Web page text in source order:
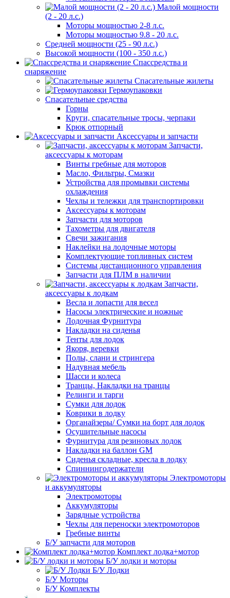
Малой мощности
(2 - 20 л.с.)
Моторы мощностью 2-8 л.с.
Моторы мощностью 9.8 - 20 л.с.
Средней мощности (25 - 90 л.с.)
Высокой мощности (100 - 350 л.с.)
Спассредства и
снаряжение
Спасательные жилеты
Гермоупаковки
Спасательные средства
Горны
Круги, спасательные тросы, черпаки
Крюк отпорный
Аксессуары и запчасти
Запчасти,
аксессуары к моторам
Винты гребные для моторов
Масло, Фильтры, Смазки
Устройства для промывки системы
охлаждения
Чехлы и тележки для транспортировки
Аксессуары к моторам
Запчасти для моторов
Тахометры для двигателя
Свечи зажигания
Наклейки на лодочные моторы
Комплектующие топливных систем
Системы дистанционного управления
Запчасти для ПЛМ в наличии
Запчасти,
аксессуары к лодкам
Весла и лопасти для весел
Насосы электрические и ножные
Лодочная Фурнитура
Накладки на сиденья
Тенты для лодок
Якоря, веревки
Полы, слани и стрингера
Надувная мебель
Шасси и колеса
Транцы, Накладки на транцы
Релинги и тарги
Сумки для лодок
Коврики в лодку
Органайзеры/ Сумки на борт для лодок
Осушительные насосы
Фурнитура для резиновых лодок
Накладки на баллон GM
Сиденья складные, кресла в лодку
Спиннингодержатели
Электромоторы
и аккумуляторы
Электромоторы
Аккумуляторы
Зарядные устройства
Чехлы для переноски электромоторов
Гребные винты
Б/У запчасти для моторов
Комплект лодка+мотор
Б/У лодки и моторы
Б/У Лодки
Б/У Моторы
Б/У Комплекты